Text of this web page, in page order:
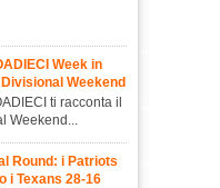
Week in
Weekend
ti racconta il
Weekend...
Round: i Patriots
i Texans 28-16